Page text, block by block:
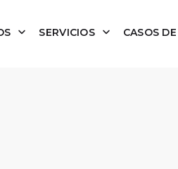
SERVICIOS CASOS